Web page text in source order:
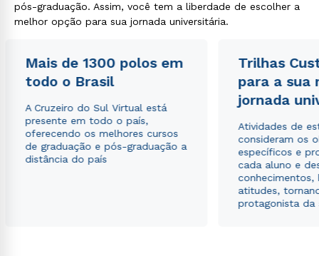
pós-graduação. Assim, você tem a liberdade de escolher a
melhor opção para sua jornada universitária.
Mais de 1300 polos em
todo o Brasil
A Cruzeiro do Sul Virtual está
presente em todo o país,
oferecendo os melhores cursos
de graduação e pós-graduação a
distância do país
Trilhas
para a sua
jornada
Atividades de
consideram os
específicos e
cada aluno e
conhecimentos,
atitudes,
protagonista da